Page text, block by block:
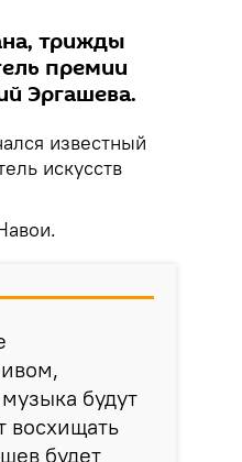
трижды
премии
Эргашева.
известный
искусств
будут
восхищать
будет